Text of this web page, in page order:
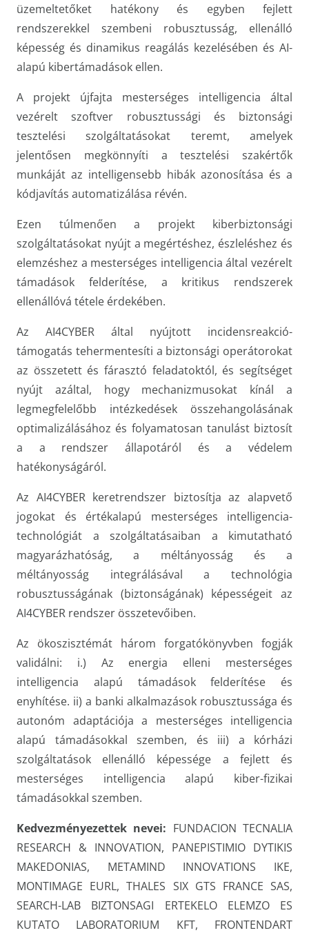
üzemeltetőket hatékony és egyben fejlett
rendszerekkel szembeni robusztusság, ellenálló
képesség és dinamikus reagálás kezelésében és AI-
alapú kibertámadások ellen.
A projekt újfajta mesterséges intelligencia által
vezérelt szoftver robusztussági és biztonsági
tesztelési szolgáltatásokat teremt, amelyek
jelentősen megkönnyíti a tesztelési szakértők
munkáját az intelligensebb hibák azonosítása és a
kódjavítás automatizálása révén.
Ezen túlmenően a projekt kiberbiztonsági
szolgáltatásokat nyújt a megértéshez, észleléshez és
elemzéshez a mesterséges intelligencia által vezérelt
támadások felderítése, a kritikus rendszerek
ellenállóvá tétele érdekében.
Az AI4CYBER által nyújtott incidensreakció-
támogatás tehermentesíti a biztonsági operátorokat
az összetett és fárasztó feladatoktól, és segítséget
nyújt azáltal, hogy mechanizmusokat kínál a
legmegfelelőbb intézkedések összehangolásának
optimalizálásához és folyamatosan tanulást biztosít
a a rendszer állapotáról és a védelem
hatékonyságáról.
Az AI4CYBER keretrendszer biztosítja az alapvető
jogokat és értékalapú mesterséges intelligencia-
technológiát a szolgáltatásaiban a kimutatható
magyarázhatóság, a méltányosság és a
méltányosság integrálásával a technológia
robusztusságának (biztonságának) képességeit az
AI4CYBER rendszer összetevőiben.
Az ökoszisztémát három forgatókönyvben fogják
validálni: i.) Az energia elleni mesterséges
intelligencia alapú támadások felderítése és
enyhítése. ii) a banki alkalmazások robusztussága és
autonóm adaptációja a mesterséges intelligencia
alapú támadásokkal szemben, és iii) a kórházi
szolgáltatások ellenálló képessége a fejlett és
mesterséges intelligencia alapú kiber-fizikai
támadásokkal szemben.
Kedvezményezettek nevei: FUNDACION TECNALIA
RESEARCH & INNOVATION, PANEPISTIMIO DYTIKIS
MAKEDONIAS, METAMIND INNOVATIONS IKE,
MONTIMAGE EURL, THALES SIX GTS FRANCE SAS,
SEARCH-LAB BIZTONSAGI ERTEKELO ELEMZO ES
KUTATO LABORATORIUM KFT, FRONTENDART